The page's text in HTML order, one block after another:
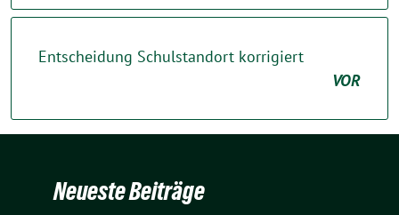
Entscheidung Schulstandort korrigiert
VOR
Neueste Beiträge